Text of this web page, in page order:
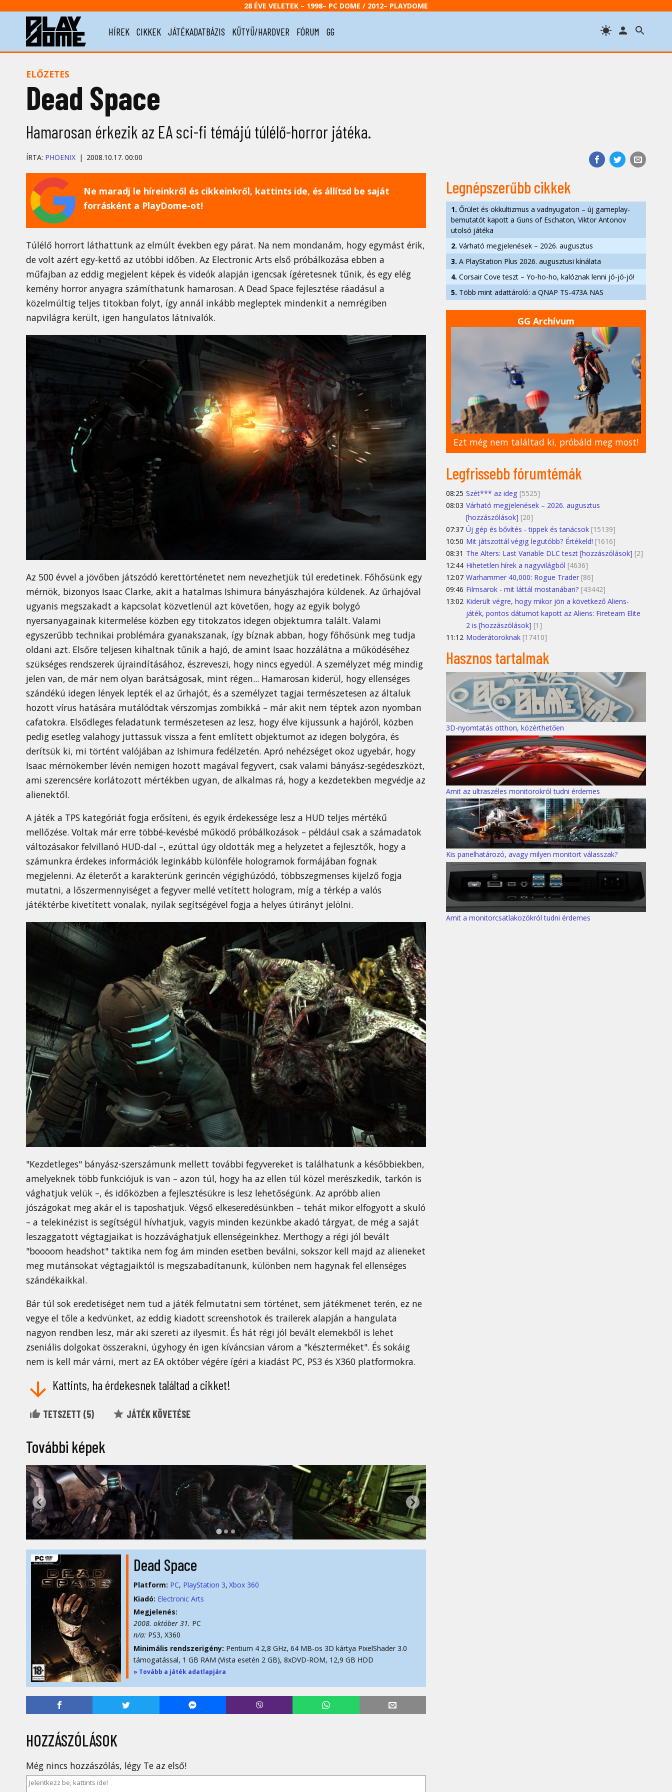
28 ÉVE VELETEK – 1998– PC DOME / 2012– PLAYDOME
HÍREK CIKKEK JÁTÉKADATBÁZIS KÜTYÜ/HARDVER FÓRUM GG
ELŐZETES
Dead Space
Hamarosan érkezik az EA sci-fi témájú túlélő-horror játéka.
ÍRTA: PHOENIX 2008.10.17. 00:00
Ne maradj le híreinkről és cikkeinkről, kattints ide, és állítsd be saját
forrásként a PlayDome-ot!
Túlélő horrort láthattunk az elmúlt években egy párat. Na nem mondanám, hogy egymást érik,
de volt azért egy-kettő az utóbbi időben. Az Electronic Arts első próbálkozása ebben a
műfajban az eddig megjelent képek és videók alapján igencsak ígéretesnek tűnik, és egy elég
kemény horror anyagra számíthatunk hamarosan. A Dead Space fejlesztése ráadásul a
közelmúltig teljes titokban folyt, így annál inkább megleptek mindenkit a nemrégiben
napvilágra került, igen hangulatos látnivalók.
Az 500 évvel a jövőben játszódó kerettörténetet nem nevezhetjük túl eredetinek. Főhősünk egy
mérnök, bizonyos Isaac Clarke, akit a hatalmas Ishimura bányászhajóra küldenek. Az űrhajóval
ugyanis megszakadt a kapcsolat közvetlenül azt követően, hogy az egyik bolygó
nyersanyagainak kitermelése közben egy titokzatos idegen objektumra talált. Valami
egyszerűbb technikai problémára gyanakszanak, így bíznak abban, hogy főhősünk meg tudja
oldani azt. Elsőre teljesen kihaltnak tűnik a hajó, de amint Isaac hozzálátna a működéséhez
szükséges rendszerek újraindításához, észreveszi, hogy nincs egyedül. A személyzet még mindig
jelen van, de már nem olyan barátságosak, mint régen... Hamarosan kiderül, hogy ellenséges
szándékú idegen lények lepték el az űrhajót, és a személyzet tagjai természetesen az általuk
hozott vírus hatására mutálódtak vérszomjas zombikká – már akit nem téptek azon nyomban
cafatokra. Elsődleges feladatunk természetesen az lesz, hogy élve kijussunk a hajóról, közben
pedig esetleg valahogy juttassuk vissza a fent említett objektumot az idegen bolygóra, és
derítsük ki, mi történt valójában az Ishimura fedélzetén. Apró nehézséget okoz ugyebár, hogy
Isaac mérnökember lévén nemigen hozott magával fegyvert, csak valami bányász-segédeszközt,
ami szerencsére korlátozott mértékben ugyan, de alkalmas rá, hogy a kezdetekben megvédje az
alienektől.
A játék a TPS kategóriát fogja erősíteni, és egyik érdekessége lesz a HUD teljes mértékű
mellőzése. Voltak már erre többé-kevésbé működő próbálkozások – például csak a számadatok
változásakor felvillanó HUD-dal –, ezúttal úgy oldották meg a helyzetet a fejlesztők, hogy a
számunkra érdekes információk leginkább különféle hologramok formájában fognak
megjelenni. Az életerőt a karakterünk gerincén végighúzódó, többszegmenses kijelző fogja
mutatni, a lőszermennyiséget a fegyver mellé vetített hologram, míg a térkép a valós
játéktérbe kivetített vonalak, nyilak segítségével fogja a helyes útirányt jelölni.
"Kezdetleges" bányász-szerszámunk mellett további fegyvereket is találhatunk a későbbiekben,
amelyeknek több funkciójuk is van – azon túl, hogy ha az ellen túl közel merészkedik, tarkón is
vághatjuk velük –, és időközben a fejlesztésükre is lesz lehetőségünk. Az apróbb alien
jószágokat meg akár el is taposhatjuk. Végső elkeseredésünkben – tehát mikor elfogyott a skuló
– a telekinézist is segítségül hívhatjuk, vagyis minden kezünkbe akadó tárgyat, de még a saját
leszaggatott végtagjaikat is hozzávághatjuk ellenségeinkhez. Merthogy a régi jól bevált
"boooom headshot" taktika nem fog ám minden esetben beválni, sokszor kell majd az alieneket
meg mutánsokat végtagjaiktól is megszabadítanunk, különben nem hagynak fel ellenséges
szándékaikkal.
Bár túl sok eredetiséget nem tud a játék felmutatni sem történet, sem játékmenet terén, ez ne
vegye el tőle a kedvünket, az eddig kiadott screenshotok és trailerek alapján a hangulata
nagyon rendben lesz, már aki szereti az ilyesmit. És hát régi jól bevált elemekből is lehet
zseniális dolgokat összerakni, úgyhogy én igen kíváncsian várom a "készterméket". És sokáig
nem is kell már várni, mert az EA október végére ígéri a kiadást PC, PS3 és X360 platformokra.
Kattints, ha érdekesnek találtad a cikket!
TETSZETT (5) JÁTÉK KÖVETÉSE
További képek
Dead Space
Platform: PC PlayStation 3 Xbox 360
Kiadó: Electronic Arts
Megjelenés:
2008. október 31. PC
n/a: PS3, X360
Minimális rendszerigény: Pentium 4 2,8 GHz, 64 MB-os 3D kártya PixelShader 3.0
támogatással, 1 GB RAM (Vista esetén 2 GB), 8xDVD-ROM, 12,9 GB HDD
» Tovább a játék adatlapjára
HOZZÁSZÓLÁSOK
Még nincs hozzászólás, légy Te az első!
Legnépszerűbb cikkek
1. Őrület és okkultizmus a vadnyugaton – új gameplay-
bemutatót kapott a Guns of Eschaton, Viktor Antonov
utolsó játéka
2. Várható megjelenések – 2026. augusztus
3. A PlayStation Plus 2026. augusztusi kínálata
4. Corsair Cove teszt – Yo-ho-ho, kalóznak lenni jó-jó-jó!
5. Több mint adattároló: a QNAP TS-473A NAS
GG Archívum
Ezt még nem találtad ki, próbáld meg most!
Legfrissebb fórumtémák
08:25 Szét*** az ideg [5525]
08:03 Várható megjelenések – 2026. augusztus
[hozzászólások] [20]
07:37 Új gép és bővítés - tippek és tanácsok [15139]
10:50 Mit játszottál végig legutóbb? Értékeld! [1616]
08:31 The Alters: Last Variable DLC teszt [hozzászólások] [2]
12:44 Hihetetlen hírek a nagyvilágból [4636]
12:07 Warhammer 40,000: Rogue Trader [86]
09:46 Filmsarok - mit láttál mostanában? [43442]
13:02 Kiderült végre, hogy mikor jön a következő Aliens-
játék, pontos dátumot kapott az Aliens: Fireteam Elite
2 is [hozzászólások] [1]
11:12 Moderátoroknak [17410]
Hasznos tartalmak
3D-nyomtatás otthon, közérthetően
Amit az ultraszéles monitorokról tudni érdemes
Kis panelhatározó, avagy milyen monitort válasszak?
Amit a monitorcsatlakozókról tudni érdemes